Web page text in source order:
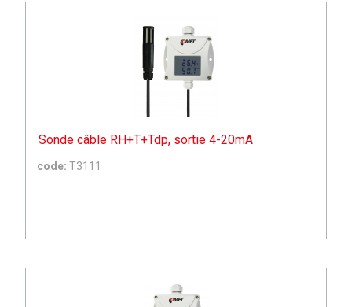
Sonde câble RH+T+Tdp, sortie 4-20mA
code: T3111